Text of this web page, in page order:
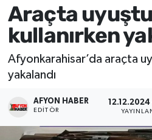
Araçta
kullanırken
Afyonkarahisar’da araçta
yakalandı
AFYON HABER
EDITÖR
Sağlık
Eğitim
Sivil Toplum
Ekonomi
Magazin